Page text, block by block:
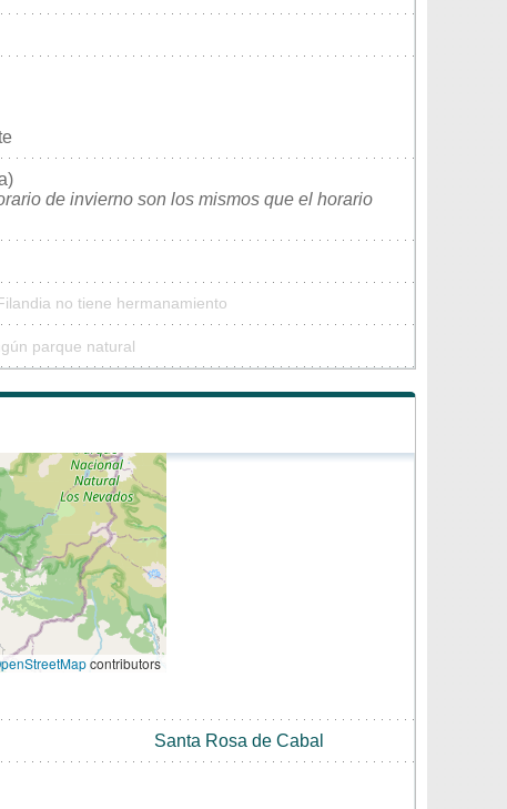
de invierno son los mismos que el horario
no tiene hermanamiento
parque natural
contributors
Santa Rosa de Cabal